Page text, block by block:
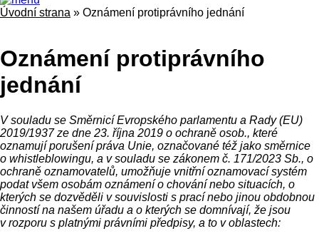
Úvodní strana » Oznámení protiprávního jednání
Oznámení protiprávního
jednání
V souladu se Směrnicí Evropského parlamentu a Rady (EU)
2019/1937 ze dne 23. října 2019 o ochraně osob., které
oznamují porušení práva Unie, označované též jako směrnice
o whistleblowingu, a v souladu se zákonem č. 171/2023 Sb., o
ochraně oznamovatelů, umožňuje vnitřní oznamovací systém
podat všem osobám oznámení o chování nebo situacích, o
kterých se dozvěděli v souvislosti s prací nebo jinou obdobnou
činností na našem úřadu a o kterých se domnívají, že jsou
v rozporu s platnými právními předpisy, a to v oblastech: